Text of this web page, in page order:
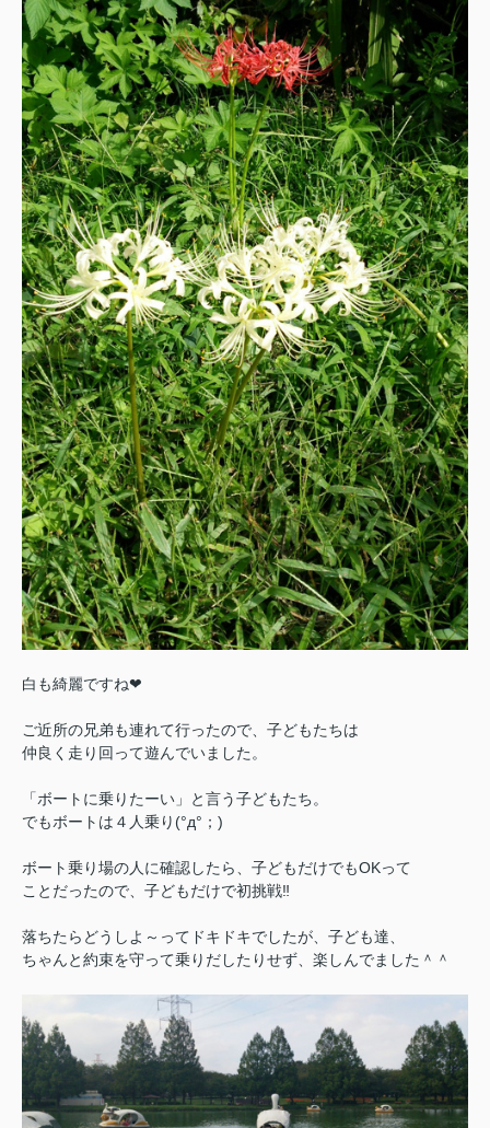
白も綺麗ですね❤
ご近所の兄弟も連れて行ったので、子どもたちは
仲良く走り回って遊んでいました。
「ボートに乗りたーい」と言う子どもたち。
でもボートは４人乗り(°д°；)
ボート乗り場の人に確認したら、子どもだけでもOKって
ことだったので、子どもだけで初挑戦‼
落ちたらどうしよ～ってドキドキでしたが、子ども達、
ちゃんと約束を守って乗りだしたりせず、楽しんでました＾＾